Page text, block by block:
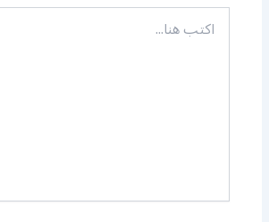
اكتب
هنا...